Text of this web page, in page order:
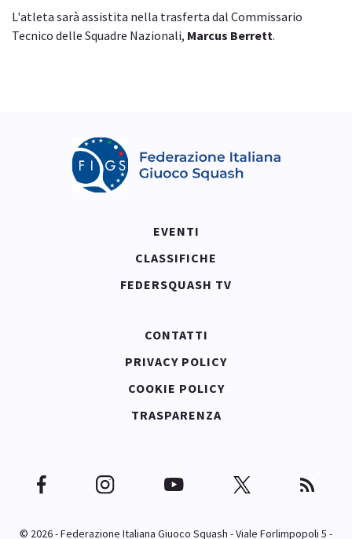
L'atleta sarà assistita nella trasferta dal Commissario
Tecnico delle Squadre Nazionali, Marcus Berrett.
EVENTI
CLASSIFICHE
FEDERSQUASH TV
CONTATTI
PRIVACY POLICY
COOKIE POLICY
TRASPARENZA
© 2026 - Federazione Italiana Giuoco Squash - Viale Forlimpopoli 5 -